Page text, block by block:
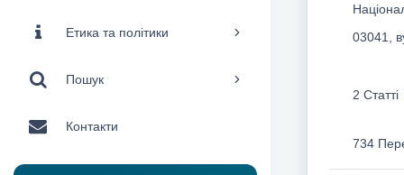
Етика та політики
Пошук
Контакти
03041,
2 Статті
734